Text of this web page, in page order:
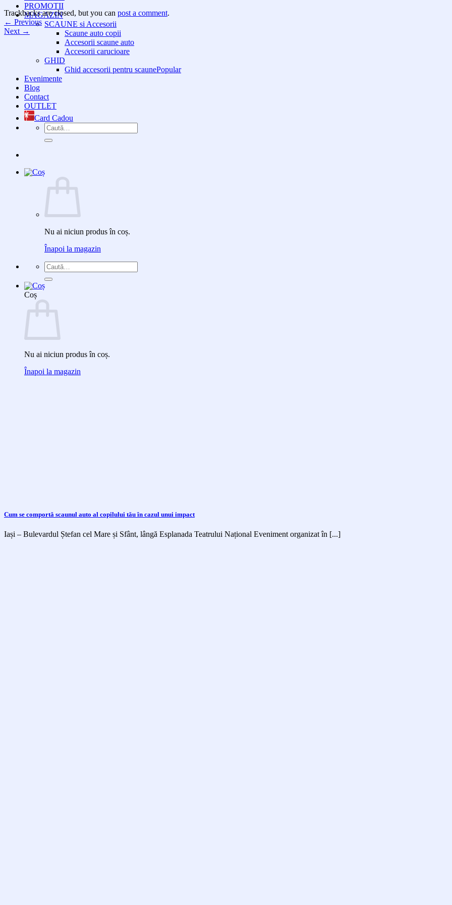
PROMOTII
MAGAZIN
SCAUNE si Accesorii
Scaune auto copii
Accesorii scaune auto
Accesorii carucioare
GHID
Ghid accesorii pentru scaune
Evenimente
Blog
Contact
OUTLET
Card Cadou
Caută
după:
Nu ai niciun produs în coș.
Înapoi la magazin
Caută
după:
Coș
Nu ai niciun produs în coș.
Înapoi la magazin
Trackbacks are closed, but you can post a comment.
← Previous
Next →
Cum se comportă scaunul auto al copilului tău în cazul unui impact
Iași – Bulevardul Ștefan cel Mare și Sfânt, lângă Esplanada Teatrului Național Eveniment organizat în [...]